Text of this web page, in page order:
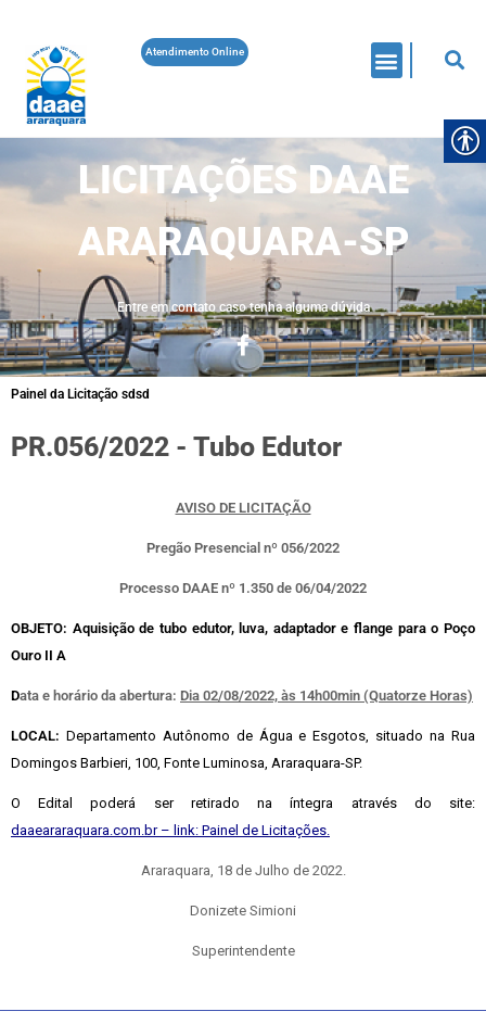
Atendimento Online
LICITAÇÕES DAAE
ARARAQUARA-SP
Entre em contato caso tenha alguma dúvida
Painel da Licitação sdsd
PR.056/2022 - Tubo Edutor
AVISO DE LICITAÇÃO
Pregão Presencial nº 056/2022
Processo DAAE nº 1.350 de 06/04/2022
OBJETO: Aquisição de tubo edutor, luva, adaptador e flange para o Poço
Ouro II A
Data e horário da abertura: Dia 02/08/2022, às 14h00min (Quatorze Horas)
LOCAL: Departamento Autônomo de Água e Esgotos, situado na Rua
Domingos Barbieri, 100, Fonte Luminosa, Araraquara-SP.
O Edital poderá ser retirado na íntegra através do site:
daaeararaquara.com.br – link: Painel de Licitações.
Araraquara, 18 de Julho de 2022.
Donizete Simioni
Superintendente